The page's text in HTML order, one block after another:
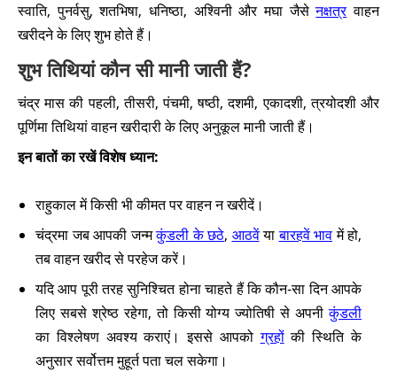
स्वाति, पुनर्वसु, शतभिषा, धनिष्ठा, अश्विनी और मघा जैसेनक्षत्रवाहन
खरीदने के लिए शुभ होते हैं।
शुभ तिथियां कौन सी मानी जाती हैं?
चंद्र मास की पहली, तीसरी, पंचमी, षष्ठी, दशमी, एकादशी, त्रयोदशी और
पूर्णिमा तिथियां वाहन खरीदारी के लिए अनुकूल मानी जाती हैं।
इन बातों का रखें विशेष ध्यान:
राहुकाल में किसी भी कीमत पर वाहन न खरीदें।
चंद्रमा जब आपकी जन्मकुंडली के छठे, आठवेंयाबारहवें भावमें हो,
तब वाहन खरीद से परहेज करें।
यदि आप पूरी तरह सुनिश्चित होना चाहते हैं कि कौन-सा दिन आपके
लिए सबसे श्रेष्ठ रहेगा, तो किसी योग्य ज्योतिषी से अपनीकुंडली
का विश्लेषण अवश्य कराएं। इससे आपकोग्रहोंकी स्थिति के
अनुसार सर्वोत्तम मुहूर्त पता चल सकेगा।